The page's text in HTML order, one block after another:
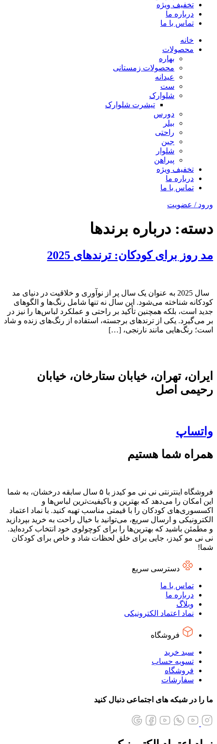
تخفیف ویژه
درباره ما
تماس با ما
خانه
محصولات
بهاره
محصولات زمستانی
عیدانه
ست
شلوارک
تیشرت شلوارک
دورس
بیلر
راحتی
جین
شلوار
پیراهن
تخفیف ویژه
درباره ما
تماس با ما
ورود / عضویت
دسته: درباره برندها
مد روز برای کودکان: ترندهای 2025
سال 2025 به عنوان یک سال پر از نوآوری و خلاقیت در دنیای مد
کودکانه شناخته می‌شود. این سال نه تنها شامل رنگ‌ها و الگوهای
جدید است، بلکه همچنین تأکید بر راحتی و عملکرد لباس‌ها را نیز در
بر می‌گیرد. یکی از ترندهای برجسته، استفاده از رنگ‌های زنده و شاد
است؛ رنگ‌هایی مانند نارنجی، […]
ایران، تهران، خیابان ستارخان، خیابان
رحیمی اصل
واتساپ
همراه شما هستیم
فروشگاه اینترنتی نی نی مو کیدز با ۵ سال سابقه درخشان، به شما
این امکان را می‌دهد که بهترین و باکیفیت‌ترین لباس‌ها و
اکسسوری‌های کودکان را با قیمتی مناسب تهیه کنید. با نماد اعتماد
الکترونیکی و ارسال سریع، می‌توانید با خیال راحت به خرید بپردازید
و مطمئن باشید که بهترین‌ها را برای کوچولوی خود انتخاب کرده‌اید.
نی نی مو کیدز، جایی برای خلق لحظات شاد و خاص برای کودکان
شما!
دسترسی سریع
تماس با ما
درباره ما
وبلاگ
نماد اعتماد الکترونیکی
فروشگاه
سبد خرید
تسویه حساب
فروشگاه
سفارشات
ما را در شبکه های اجتماعی دنبال کنید